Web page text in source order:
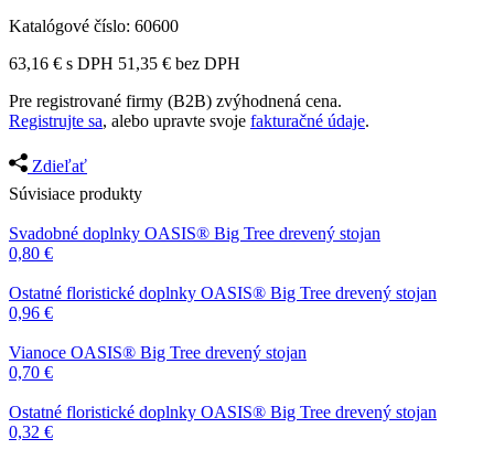
Katalógové číslo: 60600
63,16 € s DPH 51,35 € bez DPH
Pre registrované firmy (B2B) zvýhodnená cena.
Registrujte sa, alebo upravte svoje fakturačné údaje.
Zdieľať
Súvisiace produkty
Svadobné doplnky OASIS® Big Tree drevený stojan
0,80 €
Ostatné floristické doplnky OASIS® Big Tree drevený stojan
0,96 €
Vianoce OASIS® Big Tree drevený stojan
0,70 €
Ostatné floristické doplnky OASIS® Big Tree drevený stojan
0,32 €